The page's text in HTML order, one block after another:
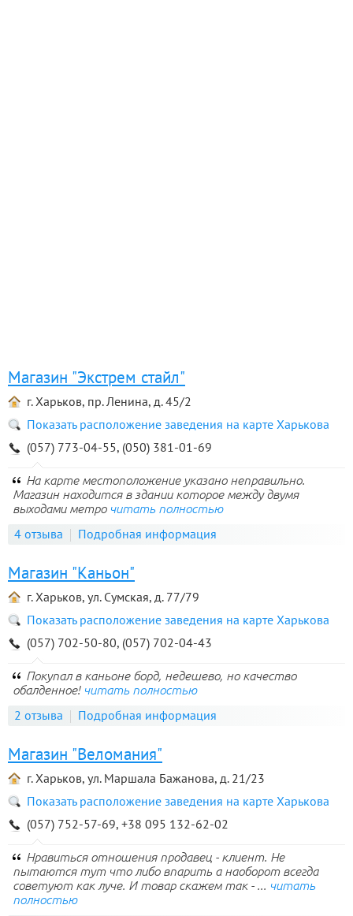
Магазин "Экстрем стайл"
г. Харьков, пр. Ленина, д. 45/2
Показать расположение заведения на карте Харькова
(057) 773-04-55, (050) 381-01-69
На карте местоположение указано неправильно.
Магазин находится в здании которое между двумя
выходами метро читать полностью
4 отзыва Подробная информация
Магазин "Каньон"
г. Харьков, ул. Сумская, д. 77/79
Показать расположение заведения на карте Харькова
(057) 702-50-80, (057) 702-04-43
Покупал в каньоне борд, недешево, но качество
обалденное! читать полностью
2 отзыва Подробная информация
Магазин "Веломания"
г. Харьков, ул. Маршала Бажанова, д. 21/23
Показать расположение заведения на карте Харькова
(057) 752-57-69, +38 095 132-62-02
Нравиться отношения продавец - клиент. Не
пытаются тут что либо впарить а наоборот всегда
советуют как луче. И товар скажем так - ... читать
полностью